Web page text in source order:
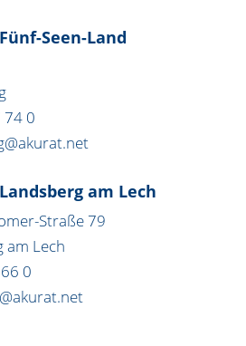
Seen-Land
74 0
am Lech
Straße 79
am Lech
0